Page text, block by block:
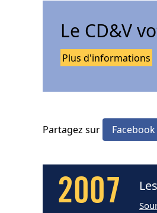
Le CD&V
Plus d'informations
Partagez sur Facebook
2007